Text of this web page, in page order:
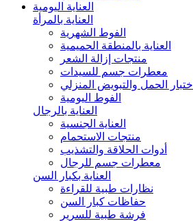
العناية اليومية
العناية بالمرأة
الفوط الشهرية
العناية بالمنطقة الحميمية
منتجات إزالة الشعر
معطرات جسم للسيدات
اختبار الحمل والتبويض المنزلي
الفوط اليومية
العناية بالرجال
العناية الجنسية
منتجات الاستحمام
أدوات الحلاقة والتشذيب
معطرات جسم للرجال
العناية بكبار السن
نظارات طبية للقراءة
حفاظات كبار السن
فرشة طبية للسرير